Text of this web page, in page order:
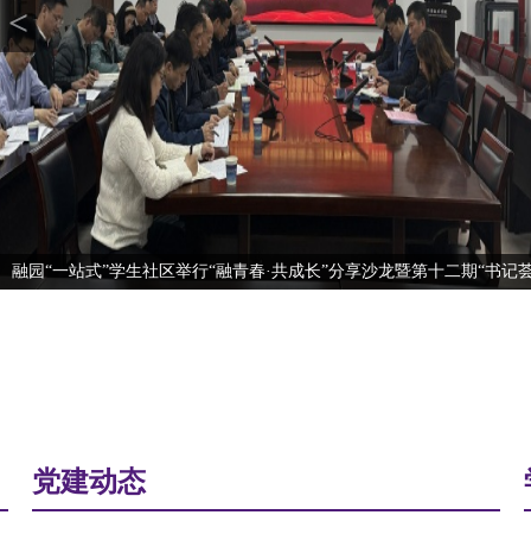
融园“一站式”学生社区举行“融青春·共成长”分享沙龙暨第十二期“书记
<
党建动态